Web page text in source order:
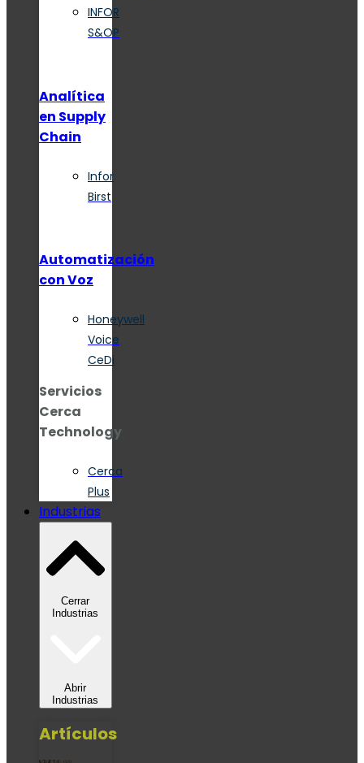
INFOR
S&OP
Analítica
en Supply
Chain
Infor
Birst
Automatización
con Voz
Honeywell
Voice
CeDi
Servicios
Cerca
Technology
Cerca
Plus
Industrias
Cerrar
Industrias
Abrir
Industrias
Artículos